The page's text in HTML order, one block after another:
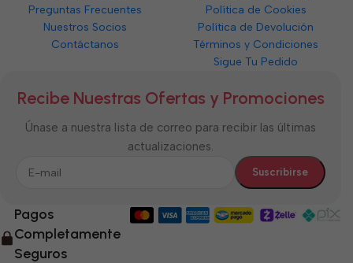
Preguntas Frecuentes
Nuestros Socios
Contáctanos
Política de Cookies
Política de Devolución
Términos y Condiciones
Sigue Tu Pedido
Recibe Nuestras Ofertas y Promociones
Únase a nuestra lista de correo para recibir las últimas
actualizaciones.
Pagos
Completamente
Seguros